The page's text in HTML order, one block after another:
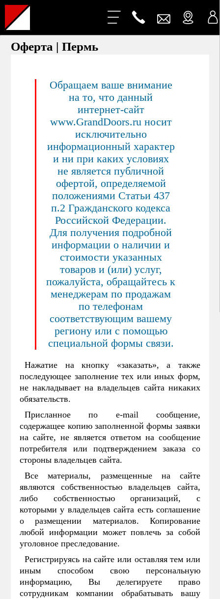
Оферта | Пермь
Обращаем ваше внимание
на то, что данный
интернет-сайт
www.GrandDoors.ru носит
исключительно
информационный характер
и ни при каких условиях
не является публичной
офертой, определяемой
положениями Статьи 437
п.2 Гражданского кодекса
Российской Федерации.
Для получения подробной
информации о наличии и
стоимости указанных
товаров и (или) услуг,
пожалуйста, обращайтесь к
менеджерам по продажам
по телефонам
соответствующим вашему
региону или с помощью
специальной формы связи.
Нажатие на кнопку «заказать», а также
последующее заполнение тех или иных форм,
не накладывает на владельцев сайта никаких
обязательств.
Присланное по e-mail сообщение,
содержащее копию заполненной формы заявки
на сайте, не является ответом на сообщение
потребителя или подтверждением заказа со
стороны владельцев сайта.
Все материалы, размещенные на сайте
являются собственностью владельцев сайта,
либо собственностью организаций, с
которыми у владельцев сайта есть соглашение
о размещении материалов. Копирование
любой информации может повлечь за собой
уголовное преследование.
Регистрируясь на сайте или оставляя тем или
иным способом свою персональную
информацию, Вы делегируете право
сотрудникам компании обрабатывать вашу